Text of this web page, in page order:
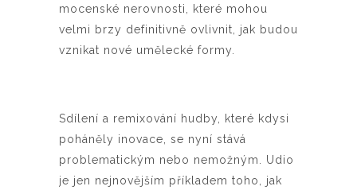
mocenské nerovnosti, které mohou
velmi brzy definitivně ovlivnit, jak budou
vznikat nové umělecké formy.
Sdílení a remixování hudby, které kdysi
poháněly inovace, se nyní stává
problematickým nebo nemožným. Udio
je jen nejnovějším příkladem toho, jak